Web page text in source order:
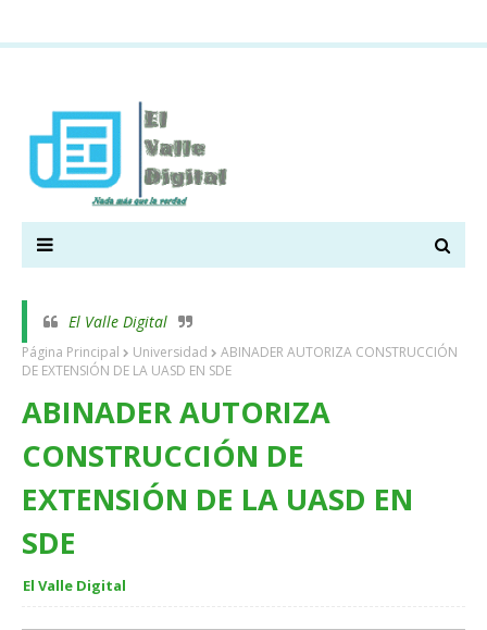
El Valle Digital
Página Principal Universidad
ABINADER AUTORIZA CONSTRUCCIÓN
DE EXTENSIÓN DE LA UASD EN SDE
ABINADER AUTORIZA
CONSTRUCCIÓN DE
EXTENSIÓN DE LA UASD EN
SDE
El Valle Digital